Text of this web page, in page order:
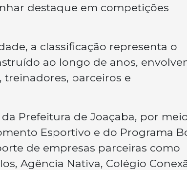
destaque em competições
a classificação representa o
ao longo de anos,
parceiros e
Prefeitura de Joaçaba, por
Esportivo e do Programa
de empresas parceiras como
Agência Nativa, Colégio